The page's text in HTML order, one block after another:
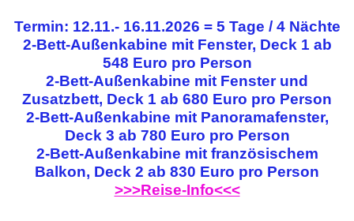
Termin: 12.11.- 16.11.2026 = 5 Tage / 4 Nächte
2-Bett-Außenkabine mit Fenster, Deck 1 ab
548 Euro pro Person
2-Bett-Außenkabine mit Fenster und
Zusatzbett, Deck 1 ab 680 Euro pro Person
2-Bett-Außenkabine mit Panoramafenster,
Deck 3 ab 780 Euro pro Person
2-Bett-Außenkabine mit französischem
Balkon, Deck 2 ab 830 Euro pro Person
>>>Reise-Info<<<